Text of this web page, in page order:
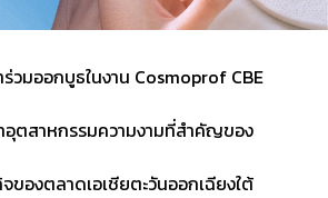
ร่วมออกบูธในงาน Cosmoprof CBE
อุตสาหกรรมความงามที่สำคัญของ
ของตลาดเอเชียตะวันออกเฉียงใต้